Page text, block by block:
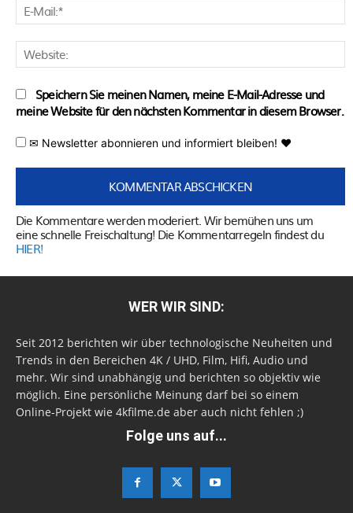
Speichern Sie meinen Namen, meine E-Mail-Adresse und
meine Website für den nächsten Kommentar in diesem Browser.
✉ Newsletter abonnieren und informiert bleiben! ♥
Die Kommentare werden moderiert. Wir bemühen uns um
eine schnelle Freischaltung! Die Kommentarregeln findest du
HIER!
WER WIR SIND:
Seit 2012 berichten wir über technologische Neuheiten und
Trends in den Bereichen 4K / UHD, Film, Hifi, Audio und
mehr. Wir sind unabhängig und berichten so objektiv wie
möglich. Eine persönliche Meinung darf bei so einem
Online-Projekt wie 4kfilme.de aber auch nicht fehlen ;)
Folge uns auf...